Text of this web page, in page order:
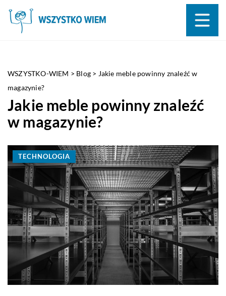
WSZYSTKO-WIEM > Blog > Jakie meble powinny znaleźć w
magazynie?
Jakie meble powinny znaleźć
w magazynie?
TECHNOLOGIA